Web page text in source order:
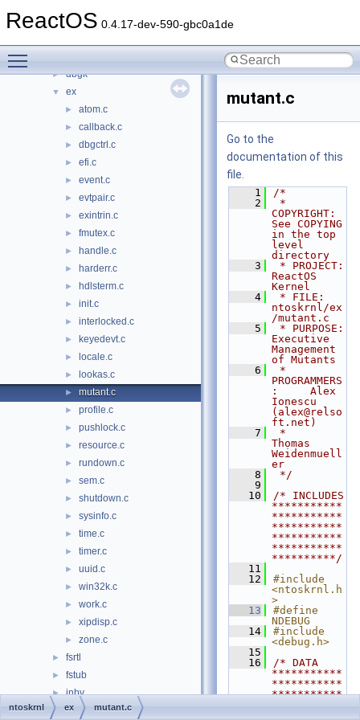
ReactOS 0.4.17-dev-590-gbc0a1de
► cache
► dbgk
▼ ex
► atom.c
► callback.c
► dbgctrl.c
► efi.c
► event.c
► evtpair.c
► exintrin.c
► fmutex.c
► handle.c
► harderr.c
► hdlsterm.c
► init.c
► interlocked.c
► keyedevt.c
► locale.c
► lookas.c
► mutant.c
► profile.c
► pushlock.c
► resource.c
► rundown.c
► sem.c
► shutdown.c
► sysinfo.c
► time.c
► timer.c
► uuid.c
► win32k.c
► work.c
► xipdisp.c
► zone.c
► fsrtl
► fstub
► inbv
► include
mutant.c
Go to the
documentation of this
file.
    1
/*
    2
*
COPYRIGHT:
See COPYING
in the top
level
directory
    3
* PROJECT:
ReactOS
Kernel
    4
* FILE:
ntoskrnl/ex
/mutant.c
    5
* PURPOSE:
Executive
Management
of Mutants
    6
*
PROGRAMMERS
:     Alex
Ionescu
(alex@relso
ft.net)
    7
*
Thomas
Weidenmuell
er
    8
*/
    9
   10
/* INCLUDES
***********
***********
***********
***********
***********
**********/
   11
   12
#include
<ntoskrnl.h
>
   13
#define
NDEBUG
   14
#include
<debug.h>
   15
   16
/* DATA
***********
***********
***********
ntoskrnl ex mutant.c